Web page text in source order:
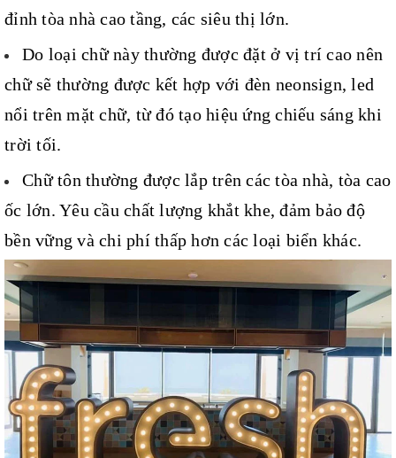
đỉnh tòa nhà cao tầng, các siêu thị lớn.
Do loại chữ này thường được đặt ở vị trí cao nên
chữ sẽ thường được kết hợp với đèn neonsign, led
nổi trên mặt chữ, từ đó tạo hiệu ứng chiếu sáng khi
trời tối.
Chữ tôn thường được lắp trên các tòa nhà, tòa cao
ốc lớn. Yêu cầu chất lượng khắt khe, đảm bảo độ
bền vững và chi phí thấp hơn các loại biển khác.